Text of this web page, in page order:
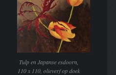
Tulp en Japanse esdoorn,
110 x 110, olieverf op doek